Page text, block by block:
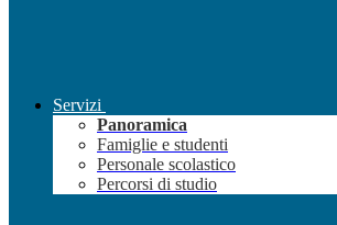
Servizi
Panoramica
Famiglie e studenti
Personale scolastico
Percorsi di studio